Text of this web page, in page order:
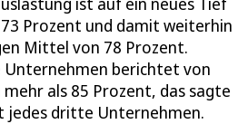
Prozent und damit weiterhin
Mittel von 78 Prozent.
Unternehmen berichtet von
als 85 Prozent, das sagte
jedes dritte Unternehmen.